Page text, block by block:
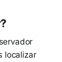
localizar